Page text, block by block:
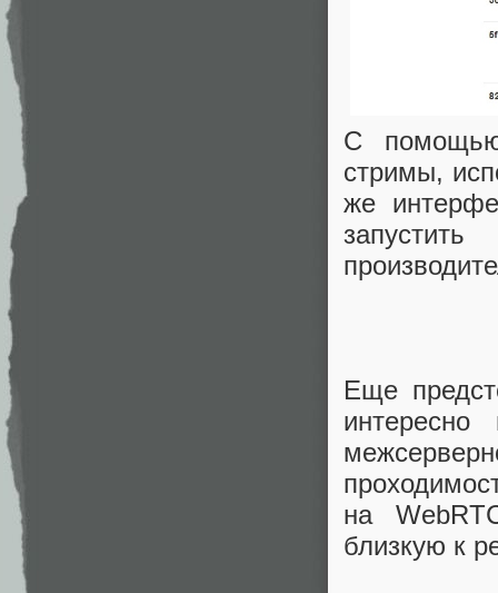
С помощью
стримы,
же
Еще
на
близкую к